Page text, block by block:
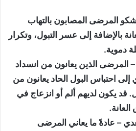
يشكو المرضى المصابون بالتهاب
بالإضافة إلى عسر التبول، وتكرار
دموية.
– المرضى الذين يعانون من انسداد
إلى احتباس البول الحاد يعانون من
قد يكون لديهم ألم أو انزعاج في
– عادةً ما يعاني المرضى